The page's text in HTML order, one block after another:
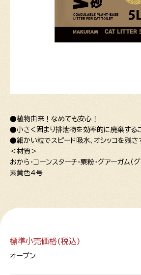
●植物由来！なめても安心！
●小さく固まり排泄物を効率的に廃棄する
●細かい粒でスピード吸水、オシッコを残さ
＜材質＞
おから・コーンスターチ・粟粉・グアーガム（
素黄色4号
標準小売価格(税込)
オープン